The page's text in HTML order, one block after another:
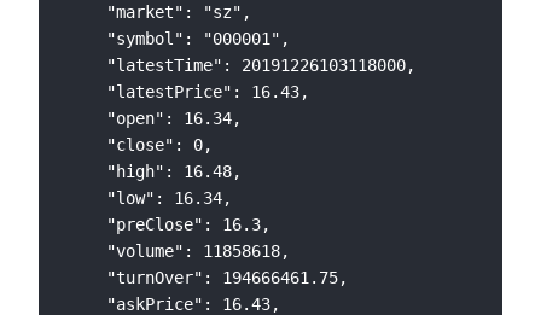
    "market": "sz",
    "symbol": "000001",
    "latestTime": 20191226103118000,
    "latestPrice": 16.43,
    "open": 16.34,
    "close": 0,
    "high": 16.48,
    "low": 16.34,
    "preClose": 16.3,
    "volume": 11858618,
    "turnOver": 194666461.75,
    "askPrice": 16.43,